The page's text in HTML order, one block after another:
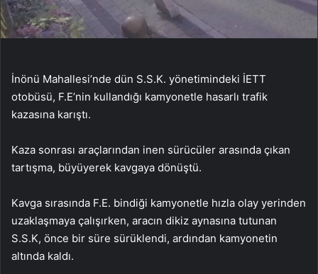
İnönü Mahallesi’nde dün S.S.K. yönetimindeki İETT
otobüsü, F.E’nin kullandığı kamyonetle hasarlı trafik
kazasına karıştı.
Kaza sonrası araçlarından inen sürücüler arasında çıkan
tartışma, büyüyerek kavgaya dönüştü.
Kavga sırasında F.E. bindiği kamyonetle hızla olay yerinden
uzaklaşmaya çalışırken, aracın dikiz aynasına tutunan
S.S.K, önce bir süre sürüklendi, ardından kamyonetin
altında kaldı.